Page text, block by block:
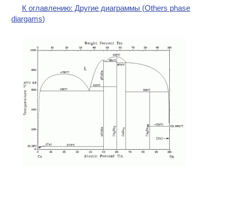
ВРЕДНЫЕ
ФАКТОРЫ
МЕТОДЫ
ПРАКТИЧЕСКОЙ
ХИМИИ
ХИМИЯ НА
ПРОИЗВОДСТВЕ
И ХИМИЧЕСКАЯ
ТЕХНОЛОГИЯ
КОНТАКТЫ
К оглавлению: Другие диаграммы (Others phase
diargams)